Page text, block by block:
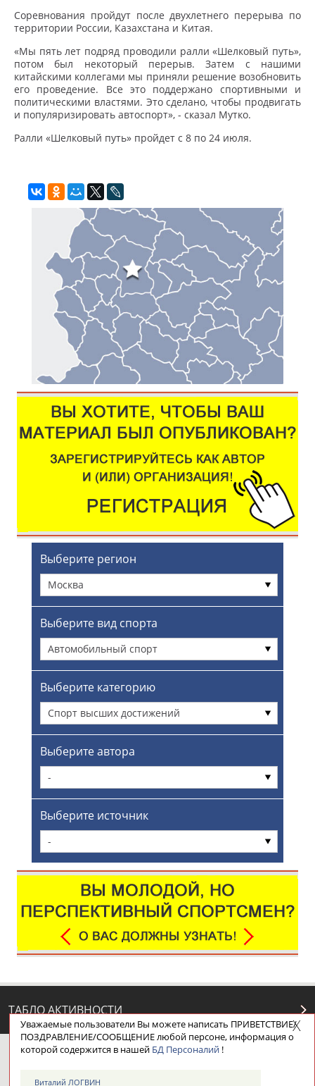
Соревнования пройдут после двухлетнего перерыва по
территории России, Казахстана и Китая.
«Мы пять лет подряд проводили ралли «Шелковый путь»,
потом был некоторый перерыв. Затем с нашими
китайскими коллегами мы приняли решение возобновить
его проведение. Все это поддержано спортивными и
политическими властями. Это сделано, чтобы продвигать
и популяризировать автоспорт», - сказал Мутко.
Ралли «Шелковый путь» пройдет с 8 по 24 июля.
Выберите регион
Москва
Выберите вид спорта
Автомобильный спорт
Выберите категорию
Спорт высших достижений
Выберите автора
-
Выберите источник
-
ТАБЛО АКТИВНОСТИ
ЦЕЛИ ПРОЕКТА НАШИ КНОПКИ
Уважаемые пользователи Вы можете написать ПРИВЕТСТВИЕ/
ПОЗДРАВЛЕНИЕ/СООБЩЕНИЕ любой персоне, информация о
которой содержится в нашей БД Персоналий!
Виталий ЛОГВИН